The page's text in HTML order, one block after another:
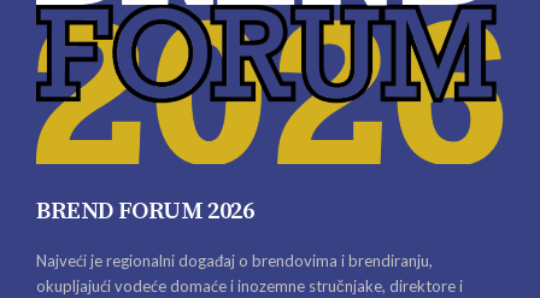
BREND FORUM 2026
Najveći je regionalni događaj o brendovima i brendiranju,
okupljajući vodeće domaće i inozemne stručnjake, direktore i